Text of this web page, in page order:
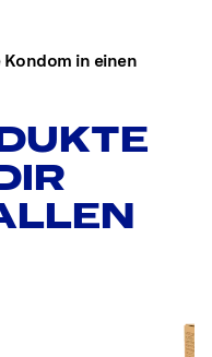
in einen